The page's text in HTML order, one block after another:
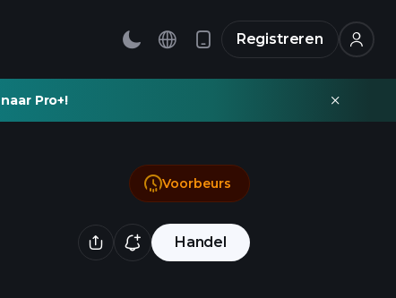
Registreren
Pro+!
Handel
Voorbeurs